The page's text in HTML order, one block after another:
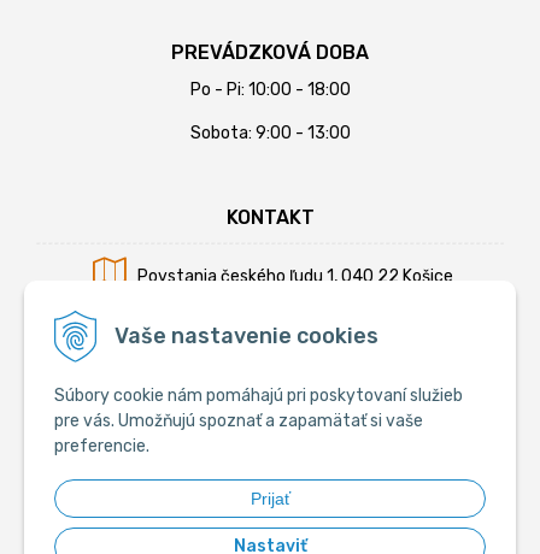
Vaše nastavenie cookies
Súbory cookie nám pomáhajú pri poskytovaní služieb
pre vás. Umožňujú spoznať a zapamätať si vaše
preferencie.
Prijať
Nastaviť
PREVÁDZKOVÁ DOBA
Po - Pi: 10:00 - 18:00
Sobota: 9:00 - 13:00
KONTAKT
Povstania českého ľudu 1, 040 22 Košice
Mobil:+421 902 794 355
E-mail:info@krmiva.sk